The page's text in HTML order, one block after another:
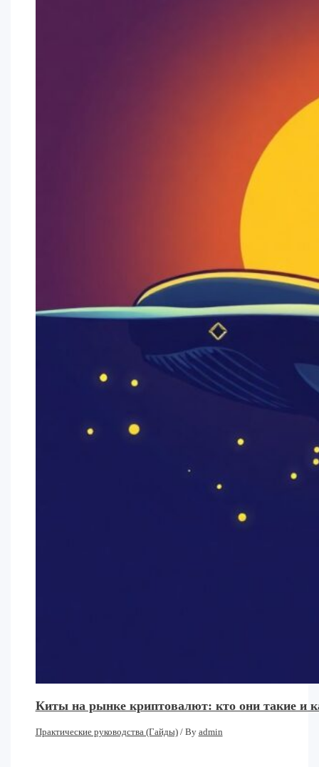
Киты на рынке криптовалют: кто они такие и
Практические руководства (Гайды)/ By admin